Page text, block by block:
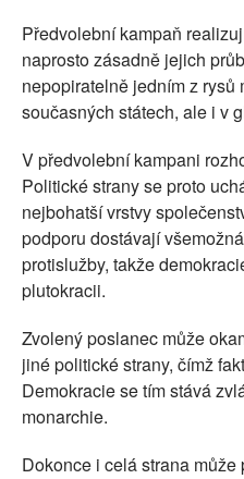
Předvolební kampaň
naprosto zásadně jejich
nepopiratelně jedním z rysů
současných státech, ale i v
V předvolební kampani
Politické strany se proto
nejbohatší vrstvy
podporu dostávají
protislužby, takže
plutokracii.
Zvolený poslanec může
jiné politické strany, čímž
Demokracie se tím stává
monarchie.
Dokonce i celá strana